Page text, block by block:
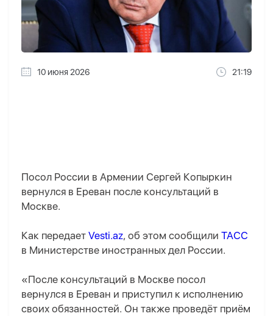
10 июня 2026 21:19
Посол России в Армении Сергей Копыркин
вернулся в Ереван после консультаций в
Москве.
Как передает Vesti.az, об этом сообщили ТАСС
в Министерстве иностранных дел России.
«После консультаций в Москве посол
вернулся в Ереван и приступил к исполнению
своих обязанностей. Он также проведёт приём